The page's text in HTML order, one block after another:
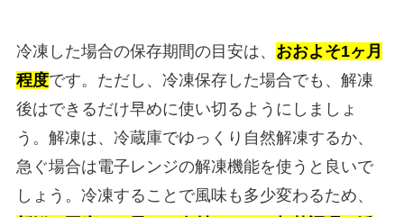
冷凍した場合の保存期間の目安は、 おおよそ1ヶ月
程度です。ただし、冷凍保存した場合でも、解凍
後はできるだけ早めに使い切るようにしましょ
う。解凍は、冷蔵庫でゆっくり自然解凍するか、
急ぐ場合は電子レンジの解凍機能を使うと良いで
しょう。冷凍することで風味も多少変わるため、